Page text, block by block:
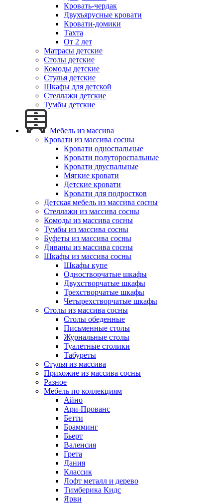
Кровать-чердак
Двухъярусные кровати
Кровати-домики
Тахта
От 2 лет
Матрасы детские
Столы детские
Комоды детские
Стулья детские
Шкафы для детской
Стеллажи детские
Тумбы детские
Мебель из массива
Кровати из массива сосны
Кровати односпальные
Кровати полутороспальные
Кровати двуспальные
Мягкие кровати
Детские кровати
Кровати для подростков
Детская мебель из массива сосны
Стеллажи из массива сосны
Комоды из массива сосны
Тумбы из массива сосны
Буфеты из массива сосны
Диваны из массива сосны
Шкафы из массива сосны
Шкафы купе
Одностворчатые шкафы
Двухстворчатые шкафы
Трехстворчатые шкафы
Четырехстворчатые шкафы
Столы из массива сосны
Столы обеденные
Письменные столы
Журнальные столы
Туалетные столики
Табуреты
Стулья из массива
Прихожие из массива сосны
Разное
Мебель по коллекциям
Айно
Ари-Прованс
Бетти
Брамминг
Бьерт
Валенсия
Грета
Дания
Классик
Лофт металл и дерево
Тимберика Кидс
Ярви